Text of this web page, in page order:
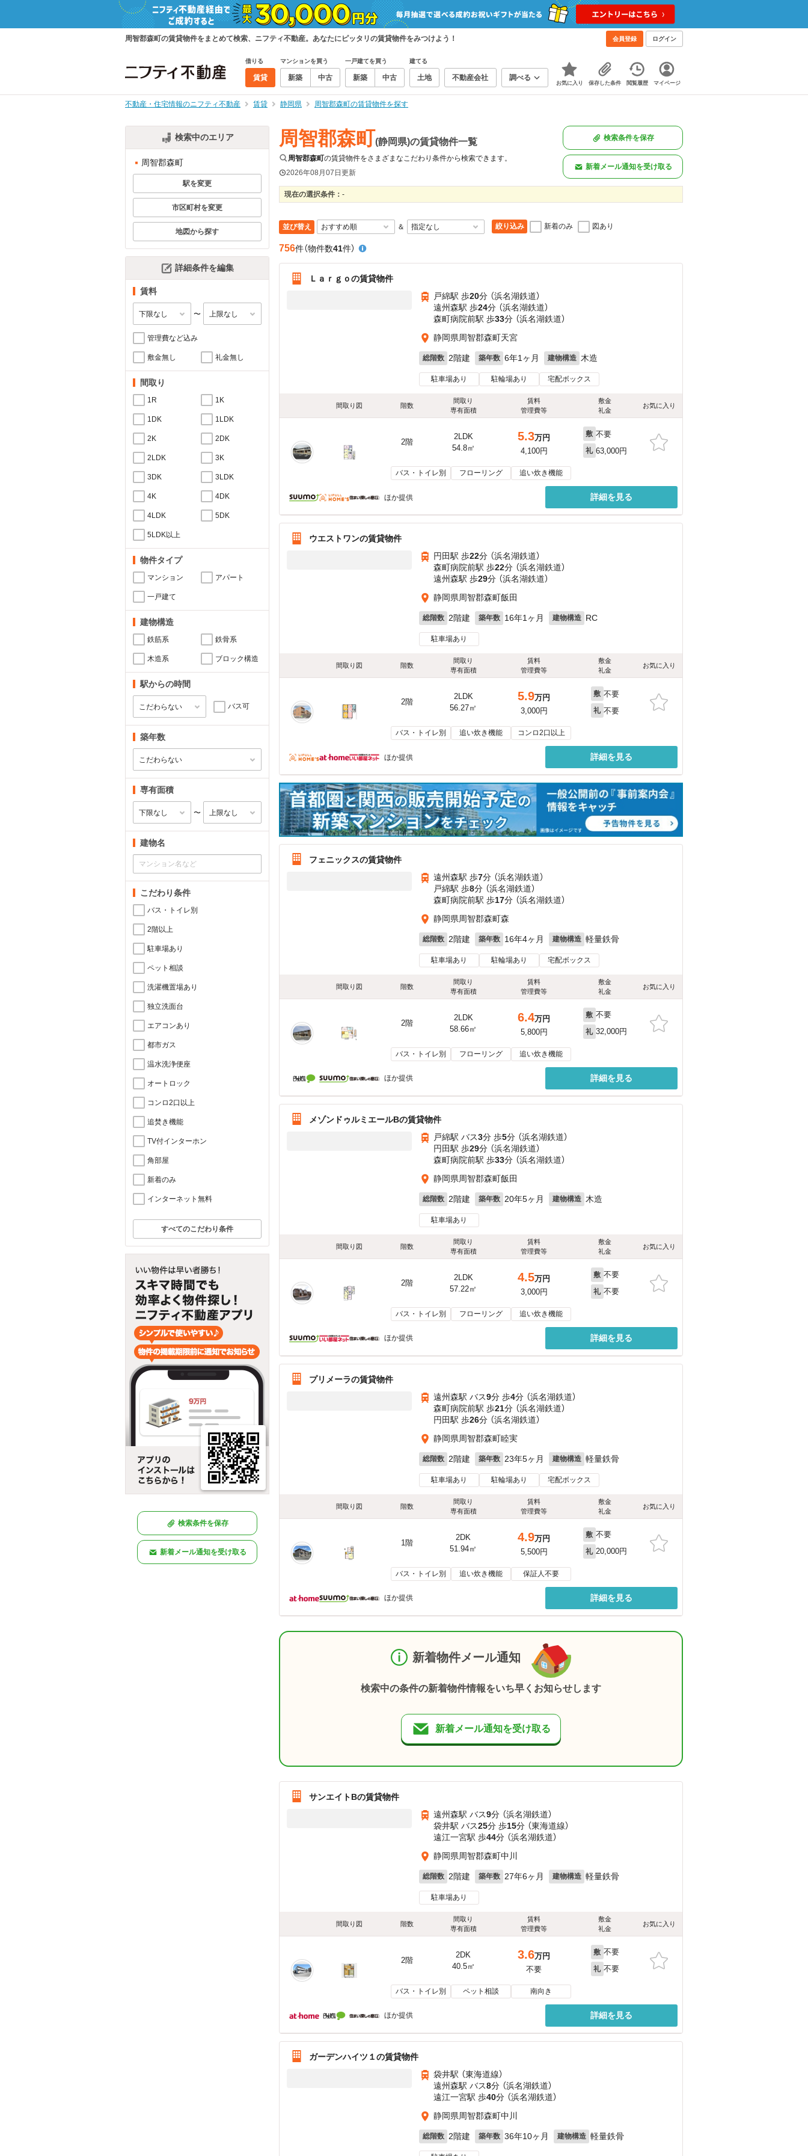
周智郡森町の賃貸物件をまとめて検索、ニフティ不動産。あなたにピッタリの賃貸物件をみつけよう！ 会員登録 ログイン
借りる
賃貸
マンションを買う
新築 中古
一戸建てを買う
新築 中古
建てる
土地 不動産会社 調べる
お気に入り 保存した条件 閲覧履歴 マイページ
不動産・住宅情報のニフティ不動産 賃貸 静岡県 周智郡森町の賃貸物件を探す
検索中のエリア
周智郡森町
駅を変更
市区町村を変更
地図から探す
詳細条件を編集
賃料
〜
管理費など込み
敷金無し 礼金無し
間取り
1R 1K
1DK 1LDK
2K 2DK
2LDK 3K
3DK 3LDK
4K 4DK
4LDK 5DK
5LDK以上
物件タイプ
マンション アパート
一戸建て
建物構造
鉄筋系 鉄骨系
木造系 ブロック構造
駅からの時間
バス可
築年数
専有面積
〜
建物名
こだわり条件
バス・トイレ別
2階以上
駐車場あり
ペット相談
洗濯機置場あり
独立洗面台
エアコンあり
都市ガス
温水洗浄便座
オートロック
コンロ2口以上
追焚き機能
TV付インターホン
角部屋
新着のみ
インターネット無料
すべてのこだわり条件
検索条件を保存
新着メール通知を受け取る
周智郡森町(静岡県)の賃貸物件一覧
周智郡森町の賃貸物件をさまざまなこだわり条件から検索できます。
2026年08月07日更新
検索条件を保存
新着メール通知を受け取る
現在の選択条件： -
並び替え ＆ 絞り込み 新着のみ 図あり
756件（物件数41件）
Ｌａｒｇｏの賃貸物件
戸綿駅 歩20分 （浜名湖鉄道）
遠州森駅 歩24分 （浜名湖鉄道）
森町病院前駅 歩33分 （浜名湖鉄道）
静岡県周智郡森町天宮
総階数 2階建 築年数 6年1ヶ月 建物構造 木造
駐車場あり 駐輪場あり 宅配ボックス
間取り図 階数
間取り
専有面積
賃料
管理費等
敷金
礼金
お気に入り
2階
2LDK
54.8㎡
5.3万円
4,100円
敷 不要
礼 63,000円
バス・トイレ別 フローリング 追い炊き機能
ほか提供 詳細を見る
ウエストワンの賃貸物件
円田駅 歩22分 （浜名湖鉄道）
森町病院前駅 歩22分 （浜名湖鉄道）
遠州森駅 歩29分 （浜名湖鉄道）
静岡県周智郡森町飯田
総階数 2階建 築年数 16年1ヶ月 建物構造 RC
駐車場あり
間取り図 階数
間取り
専有面積
賃料
管理費等
敷金
礼金
お気に入り
2階
2LDK
56.27㎡
5.9万円
3,000円
敷 不要
礼 不要
バス・トイレ別 追い炊き機能 コンロ2口以上
ほか提供 詳細を見る
フェニックスの賃貸物件
遠州森駅 歩7分 （浜名湖鉄道）
戸綿駅 歩8分 （浜名湖鉄道）
森町病院前駅 歩17分 （浜名湖鉄道）
静岡県周智郡森町森
総階数 2階建 築年数 16年4ヶ月 建物構造 軽量鉄骨
駐車場あり 駐輪場あり 宅配ボックス
間取り図 階数
間取り
専有面積
賃料
管理費等
敷金
礼金
お気に入り
2階
2LDK
58.66㎡
6.4万円
5,800円
敷 不要
礼 32,000円
バス・トイレ別 フローリング 追い炊き機能
ほか提供 詳細を見る
メゾンドゥルミエールBの賃貸物件
戸綿駅 バス3分 歩5分 （浜名湖鉄道）
円田駅 歩29分 （浜名湖鉄道）
森町病院前駅 歩33分 （浜名湖鉄道）
静岡県周智郡森町飯田
総階数 2階建 築年数 20年5ヶ月 建物構造 木造
駐車場あり
間取り図 階数
間取り
専有面積
賃料
管理費等
敷金
礼金
お気に入り
2階
2LDK
57.22㎡
4.5万円
3,000円
敷 不要
礼 不要
バス・トイレ別 フローリング 追い炊き機能
ほか提供 詳細を見る
プリメーラの賃貸物件
遠州森駅 バス9分 歩4分 （浜名湖鉄道）
森町病院前駅 歩21分 （浜名湖鉄道）
円田駅 歩26分 （浜名湖鉄道）
静岡県周智郡森町睦実
総階数 2階建 築年数 23年5ヶ月 建物構造 軽量鉄骨
駐車場あり 駐輪場あり 宅配ボックス
間取り図 階数
間取り
専有面積
賃料
管理費等
敷金
礼金
お気に入り
1階
2DK
51.94㎡
4.9万円
5,500円
敷 不要
礼 20,000円
バス・トイレ別 追い炊き機能 保証人不要
ほか提供 詳細を見る
新着物件メール通知
検索中の条件の新着物件情報をいち早くお知らせします
新着メール通知を受け取る
サンエイトBの賃貸物件
遠州森駅 バス9分 （浜名湖鉄道）
袋井駅 バス25分 歩15分 （東海道線）
遠江一宮駅 歩44分 （浜名湖鉄道）
静岡県周智郡森町中川
総階数 2階建 築年数 27年6ヶ月 建物構造 軽量鉄骨
駐車場あり
間取り図 階数
間取り
専有面積
賃料
管理費等
敷金
礼金
お気に入り
2階
2DK
40.5㎡
3.6万円
不要
敷 不要
礼 不要
バス・トイレ別 ペット相談 南向き
ほか提供 詳細を見る
ガーデンハイツ１の賃貸物件
袋井駅 （東海道線）
遠州森駅 バス8分 （浜名湖鉄道）
遠江一宮駅 歩40分 （浜名湖鉄道）
静岡県周智郡森町中川
総階数 2階建 築年数 36年10ヶ月 建物構造 軽量鉄骨